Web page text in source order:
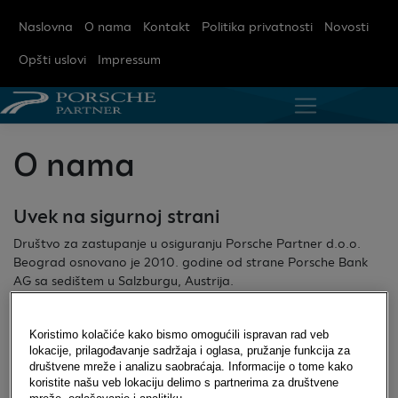
Naslovna O nama Kontakt Politika privatnosti Novosti
Opšti uslovi Impressum
O nama
Uvek na sigurnoj strani
Društvo za zastupanje u osiguranju Porsche Partner d.o.o.
Beograd osnovano je 2010. godine od strane Porsche Bank
AG sa sedištem u Salzburgu, Austrija.
grupacije Srbija.
Porsche Partner Vam, kroz obavljanje poslova zastupanja
različitih društava za osiguranje, omogućuje da u saradnji sa
Koristimo kolačiće kako bismo omogućili ispravan rad veb
lokacije, prilagođavanje sadržaja i oglasa, pružanje funkcija za
društvene mreže i analizu saobraćaja. Informacije o tome kako
koristite našu veb lokaciju delimo s partnerima za društvene